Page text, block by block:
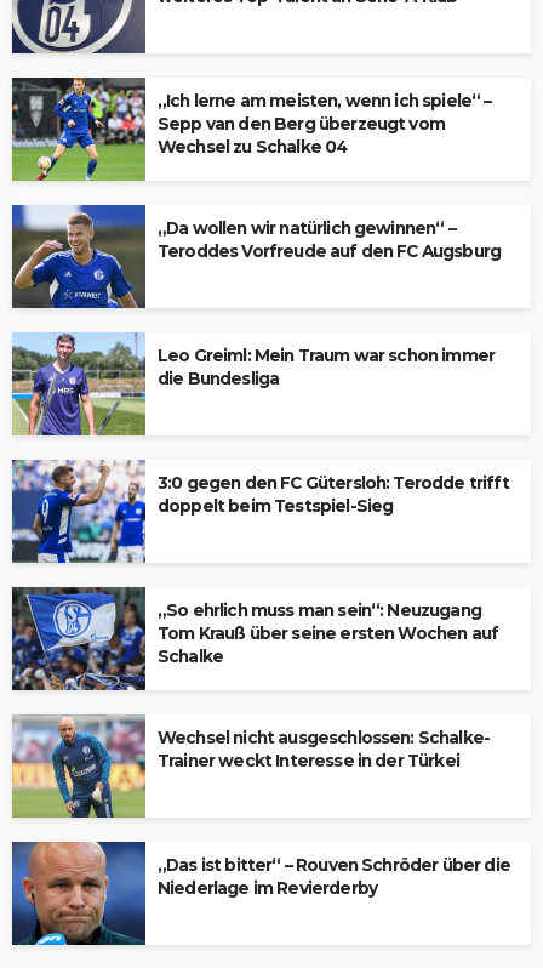
„Ich lerne am meisten, wenn ich spiele“ –
Sepp van den Berg überzeugt vom
Wechsel zu Schalke 04
„Da wollen wir natürlich gewinnen“ –
Teroddes Vorfreude auf den FC Augsburg
Leo Greiml: Mein Traum war schon immer
die Bundesliga
3:0 gegen den FC Gütersloh: Terodde trifft
doppelt beim Testspiel-Sieg
„So ehrlich muss man sein“: Neuzugang
Tom Krauß über seine ersten Wochen auf
Schalke
Wechsel nicht ausgeschlossen: Schalke-
Trainer weckt Interesse in der Türkei
„Das ist bitter“ – Rouven Schröder über die
Niederlage im Revierderby